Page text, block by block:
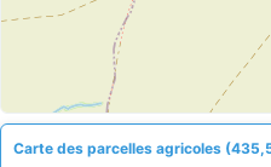
Carte des parcelles agricoles